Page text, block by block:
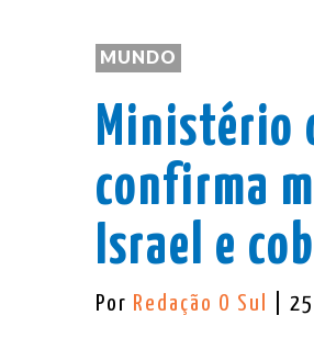
MUNDO
Ministério
confirma
Israel e
Por Redação O Sul |